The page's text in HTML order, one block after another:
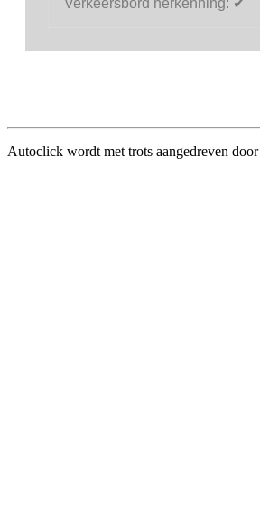
Verkeersbord herkenning: ✔
Autoclick wordt met trots aangedreven door